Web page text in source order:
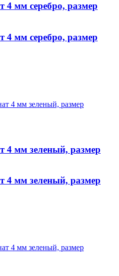
4 мм серебро, размер
4 мм серебро, размер
4 мм зеленый, размер
4 мм зеленый, размер